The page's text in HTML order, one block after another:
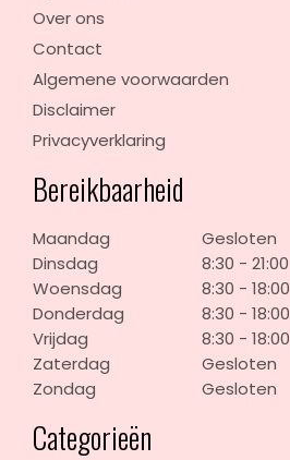
Over ons
Contact
Algemene voorwaarden
Disclaimer
Privacyverklaring
Bereikbaarheid
Maandag
Dinsdag
Woensdag
Donderdag
Vrijdag
Zaterdag
Zondag
Gesloten
8:30 - 21:00
8:30 - 18:00
8:30 - 18:00
8:30 - 18:00
Gesloten
Gesloten
Categorieën